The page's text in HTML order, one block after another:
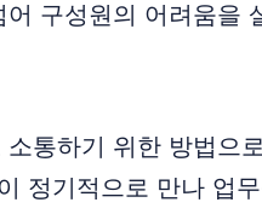
구성원의 어려움을
통하기 위한 방법으
정기적으로 만나 업